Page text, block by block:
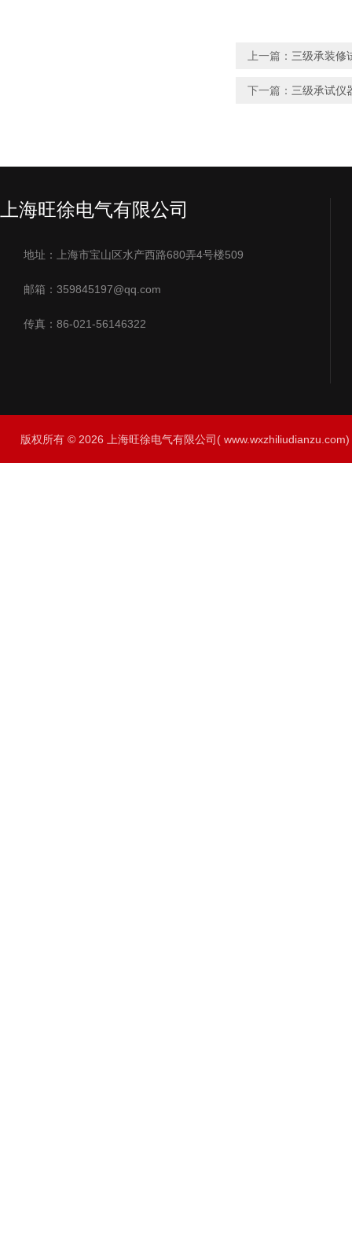
上一篇： 三级承装修
下一篇： 三级承试仪
上海旺徐电气有限公司
地址：上海市宝山区水产西路680弄4号楼509
邮箱：359845197@qq.com
传真：86-021-56146322
版权所有 © 2026 上海旺徐电气有限公司(